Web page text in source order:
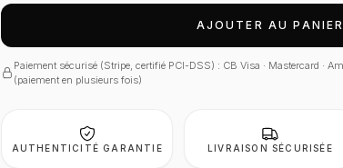
AJOUTER AU PANIER
Paiement sécurisé (Stripe, certifié PCI-DSS) : CB Visa · Mastercard ·
(paiement en plusieurs fois)
AUTHENTICITÉ GARANTIE LIVRAISON SÉCURISÉE